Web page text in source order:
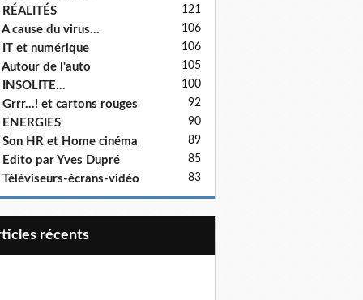
121
cause du virus... 106
et numérique 106
de l'auto 105
100
et cartons rouges 92
90
HR et Home cinéma 89
par Yves Dupré 85
écrans-vidéo 83
récents